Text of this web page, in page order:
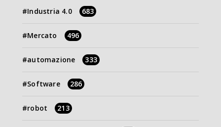
Industria 4.0 683
Mercato 496
automazione 333
Software 286
robot 213